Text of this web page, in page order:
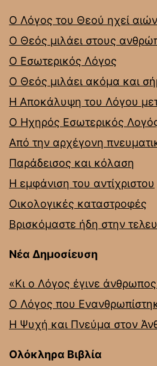
Ο Λόγος του Θεού ηχεί
Ο Θεός μιλάει στους
Ο Εσωτερικός Λόγος
Ο Θεός μιλάει ακόμα και
Η Αποκάλυψη του Λόγου
Ο Ηχηρός Εσωτερικός
Από την αρχέγονη
Παράδεισος και κόλαση
Η εμφάνιση του αντίχριστου
Οικολογικές καταστροφές
Βρισκόμαστε ήδη στην
Νέα Δημοσίευση
«Κι ο Λόγος έγινε
Ο Λόγος που
Η Ψυχή και Πνεύμα στον
Ολόκληρα Βιβλία